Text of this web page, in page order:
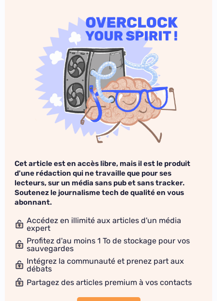
Cet article est en accès libre, mais il est le produit
d'une rédaction qui ne travaille que pour ses
lecteurs, sur un média sans pub et sans tracker.
Soutenez le journalisme tech de qualité en vous
abonnant.
Accédez en illimité aux articles d'un média
expert
Profitez d'au moins 1 To de stockage pour vos
sauvegardes
Intégrez la communauté et prenez part aux
débats
Partagez des articles premium à vos contacts